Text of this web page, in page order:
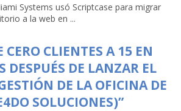
Systems usó Scriptcase para migrar
a la web en ...
CERO CLIENTES A 15 EN
DESPUÉS DE LANZAR EL
DE LA OFICINA DE
SOLUCIONES)”